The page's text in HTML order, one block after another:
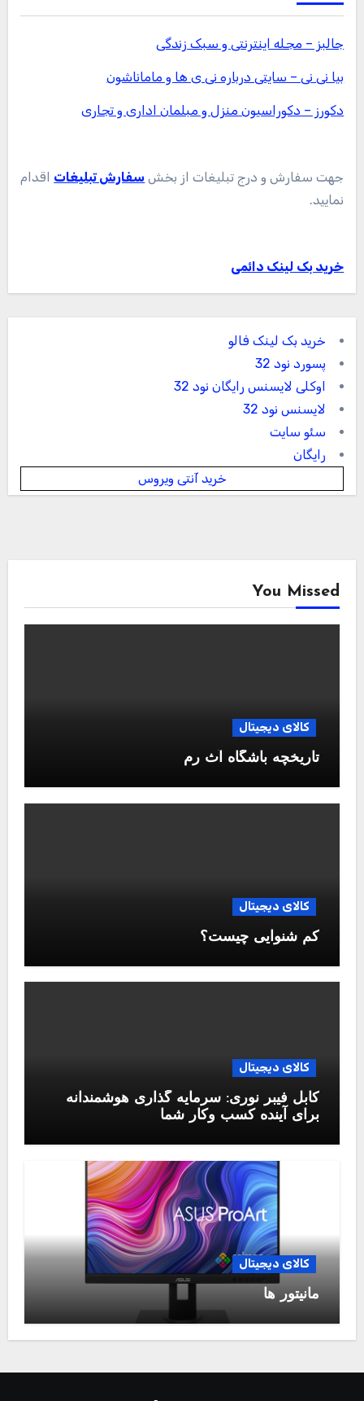
جالبز – مجله اینترنتی و سبک زندگی
بیا نی نی – سایتی درباره نی ی ها و ماماناشون
دکورز – دکوراسیون منزل و مبلمان اداری و تجاری
جهت سفارش و درج تبلیغات از بخش سفارش تبلیغات اقدام
نمایید.
خرید بک لینک دائمی
خرید بک لینک فالو
پسورد نود 32
اوکلی لایسنس رایگان نود 32
لایسنس نود 32
سئو سایت
رایگان
خرید آنتی ویروس
You Missed
کالای دیجیتال
تاریخچه باشگاه آث رم
کالای دیجیتال
کم شنوایی چیست؟
کالای دیجیتال
کابل فیبر نوری: سرمایه گذاری هوشمندانه
برای آینده کسب وکار شما
کالای دیجیتال
مانیتور ها